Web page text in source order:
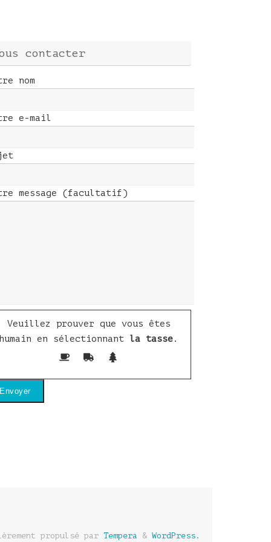
contacter
nom
e-mail
message (facultatif)
Veuillez prouver que vous êtes
en sélectionnant la tasse.
propulsé par Tempera & WordPress.